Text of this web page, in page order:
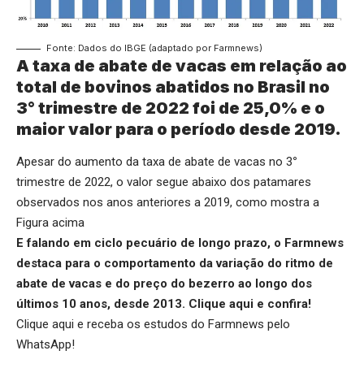
Fonte: Dados do IBGE (adaptado por Farmnews)
A taxa de abate de vacas em relação ao
total de bovinos abatidos no Brasil no
3° trimestre de 2022 foi de 25,0% e o
maior valor para o período desde 2019.
Apesar do aumento da taxa de abate de vacas no 3°
trimestre de 2022, o valor segue abaixo dos patamares
observados nos anos anteriores a 2019, como mostra a
Figura acima
E falando em ciclo pecuário de longo prazo, o Farmnews
destaca para o comportamento da variação do ritmo de
abate de vacas e do preço do bezerro ao longo dos
últimos 10 anos, desde 2013. Clique aqui e confira!
Clique aqui e receba os estudos do Farmnews pelo
WhatsApp!